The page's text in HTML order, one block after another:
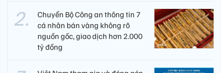
Chuyển Bộ Công an thông tin 7
cá nhân bán vàng không rõ
nguồn gốc, giao dịch hơn 2.000
tỷ đồng